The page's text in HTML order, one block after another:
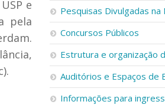
e
pela
Pesquisas Divulgadas na
Concursos Públicos
Estrutura e organização
Auditórios e Espaços de
Informações para